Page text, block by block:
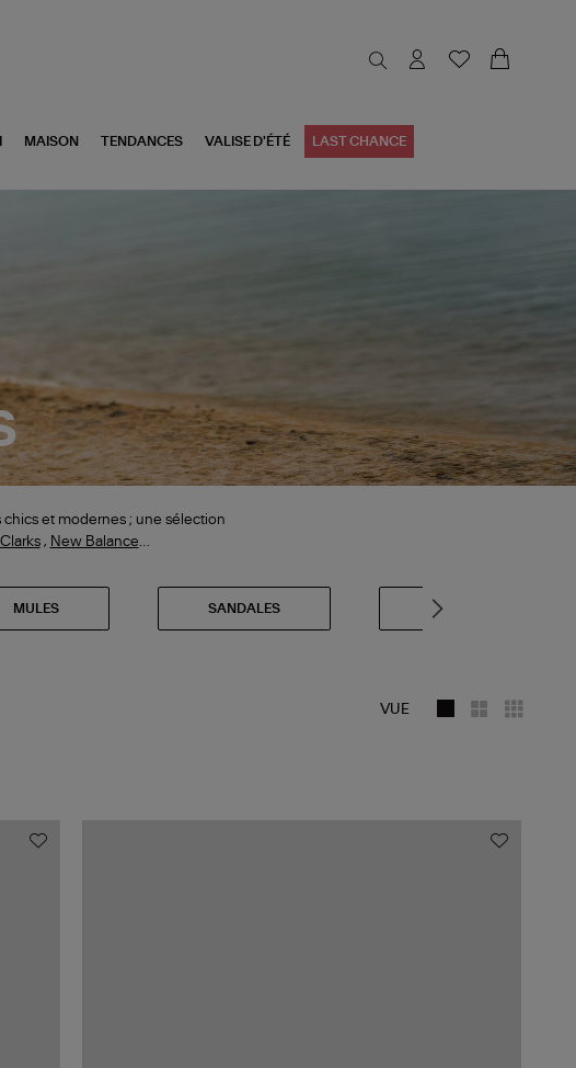
MAISON TENDANCES VALISE D'ÉTÉ LAST CHANCE
chics et modernes ; une sélection
Clarks, New Balance…
MULES SANDALES TALONS
VUE